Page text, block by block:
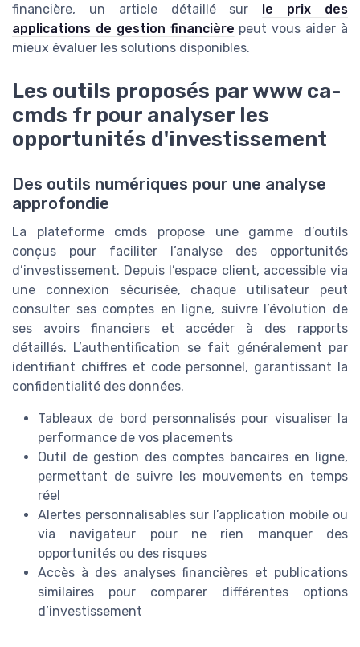
financière, un article détaillé sur le prix des
applications de gestion financière peut vous aider à
mieux évaluer les solutions disponibles.
Les outils proposés par www ca-
cmds fr pour analyser les
opportunités d'investissement
Des outils numériques pour une analyse
approfondie
La plateforme cmds propose une gamme d’outils
conçus pour faciliter l’analyse des opportunités
d’investissement. Depuis l’espace client, accessible via
une connexion sécurisée, chaque utilisateur peut
consulter ses comptes en ligne, suivre l’évolution de
ses avoirs financiers et accéder à des rapports
détaillés. L’authentification se fait généralement par
identifiant chiffres et code personnel, garantissant la
confidentialité des données.
Tableaux de bord personnalisés pour visualiser la
performance de vos placements
Outil de gestion des comptes bancaires en ligne,
permettant de suivre les mouvements en temps
réel
Alertes personnalisables sur l’application mobile ou
via navigateur pour ne rien manquer des
opportunités ou des risques
Accès à des analyses financières et publications
similaires pour comparer différentes options
d’investissement